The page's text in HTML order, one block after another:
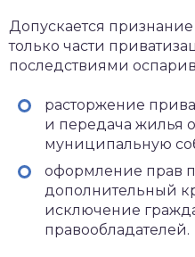
Допускается
только части
последствиями
расторжение
и передача жилья
муниципальную
оформление прав
дополнительный
исключение
правообладателей.